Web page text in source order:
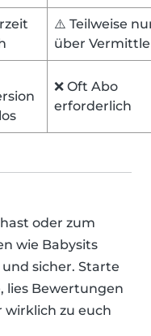
⚠️ Teilweise
über
❌ Oft Abo
erforderlich
oder zum
wie Babysits
sicher. Starte
lies Bewertungen
wirklich zu euch